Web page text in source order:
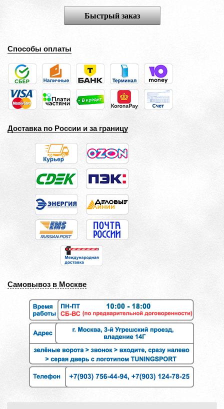
Быстрый заказ
Способы оплаты
Доставка по России и за границу
Самовывоз в Москве